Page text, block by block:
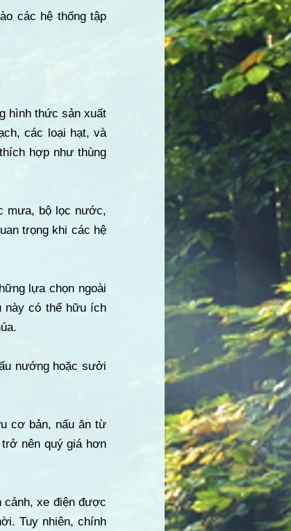
các hệ thống tập
hình thức sản xuất
các loại hạt, và
hợp như thùng
mưa, bộ lọc nước,
trọng khi các hệ
lựa chọn ngoài
này có thể hữu ích
nướng hoặc sưởi
cơ bản, nấu ăn từ
nên quý giá hơn
cảnh, xe điện được
Tuy nhiên, chính